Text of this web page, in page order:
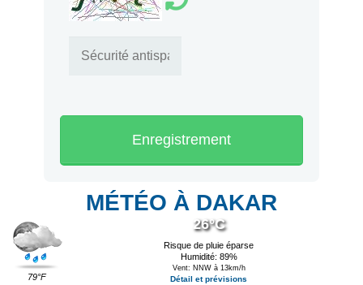
Enregistrement
MÉTÉO À DAKAR
79°F
26°C
Risque de pluie éparse
Humidité: 89%
Vent: NNW à 13km/h
Détail et prévisions